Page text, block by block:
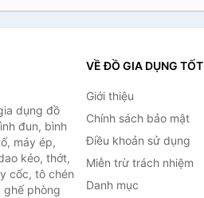
dụng đồ
đun, bình
máy ép,
kéo, thớt,
cốc, tô chén
ghế phòng
VỀ ĐỒ GIA DỤNG TỐT
Giới thiệu
Chính sách bảo mật
Điều khoản sử dụng
Miễn trừ trách nhiệm
Danh mục